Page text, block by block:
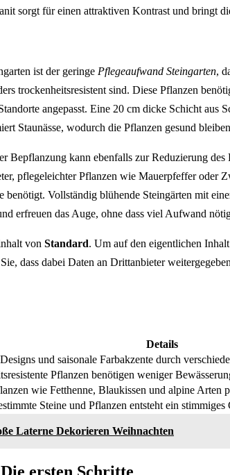
sorgt für einen attraktiven Kontrast und bringt
ist der geringe Pflegeaufwand Steingarten,
trockenheitsresistent sind. Diese Pflanzen
angepasst. Eine 20 cm dicke Schicht aus
Staunässe, wodurch die Pflanzen gesund
Bepflanzung kann ebenfalls zur Reduzierung des
pflegeleichter Pflanzen wie Mauerpfeffer oder
benötigt. Vollständig blühende Steingärten mit
erfreuen das Auge, ohne dass viel Aufwand
von Standard. Um auf den eigentlichen
dass dabei Daten an Drittanbieter
Details
und saisonale Farbakzente durch
Pflanzen benötigen weniger
wie Fetthenne, Blaukissen und alpine Arten
Steine und Pflanzen entsteht ein stimmiges
Laterne Dekorieren Weihnachten
ersten Schritte